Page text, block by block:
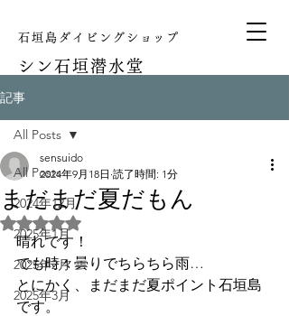
石垣島ダイビングショップ
シン石垣潜水堂
記事
All Posts
2024年12月
2025年1月
2025年2月
2025年3月
All Posts
まだまだ夏だもん
sensuido
2024年9月18日 読了時間: 1分
5つ星のうちNaNと評価されています。
晴れです！
でも時々曇りでちらちら雨…
とにかく、まだまだ夏ポイント石垣島
です。